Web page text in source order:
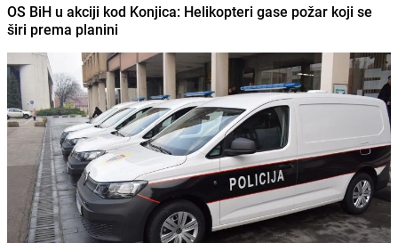
OS BiH u akciji kod Konjica: Helikopteri gase požar koji se
širi prema planini